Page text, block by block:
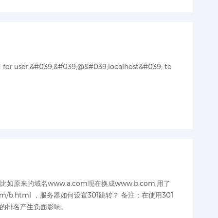
user &#039;&#039;@&#039;localhost&#039; to
如原来的域名www.a.com现在换成www.b.com,用了
，服务器如何设置301跳转？ 备注：在使用301
排名产生负面影响。